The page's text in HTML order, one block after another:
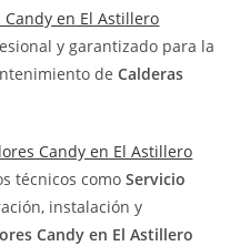
en El Astillero
y garantizado para la
deCalderas
Candy en El Astillero
técnicos comoServicio
instalación y
Candy en El Astillero